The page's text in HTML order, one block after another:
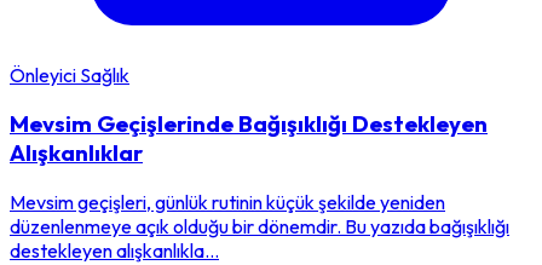
Önleyici Sağlık
Mevsim Geçişlerinde Bağışıklığı Destekleyen
Alışkanlıklar
Mevsim geçişleri, günlük rutinin küçük şekilde yeniden
düzenlenmeye açık olduğu bir dönemdir. Bu yazıda bağışıklığı
destekleyen alışkanlıkla...